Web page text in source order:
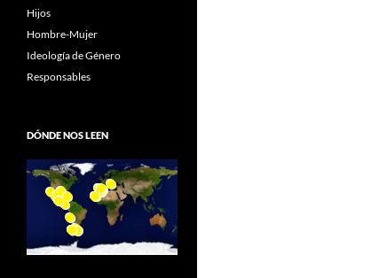
Hijos
Hombre-Mujer
Ideología de Género
Responsables
DÓNDE NOS LEEN